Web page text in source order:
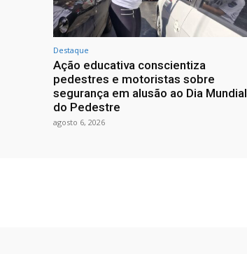
Destaque
Ação educativa conscientiza
pedestres e motoristas sobre
segurança em alusão ao Dia Mundial
do Pedestre
agosto 6, 2026